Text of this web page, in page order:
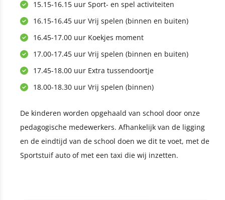
15.15-16.15 uur Sport- en spel activiteiten
16.15-16.45 uur Vrij spelen (binnen en buiten)
16.45-17.00 uur Koekjes moment
17.00-17.45 uur Vrij spelen (binnen en buiten)
17.45-18.00 uur Extra tussendoortje
18.00-18.30 uur Vrij spelen (binnen)
De kinderen worden opgehaald van school door onze
pedagogische medewerkers. Afhankelijk van de ligging
en de eindtijd van de school doen we dit te voet, met de
Sportstuif auto of met een taxi die wij inzetten.